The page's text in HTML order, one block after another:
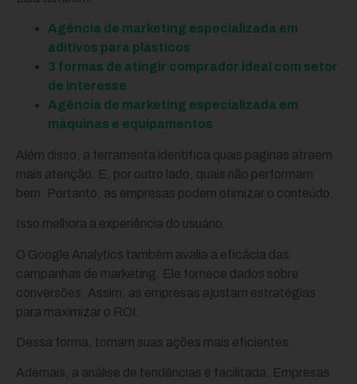
Agência de marketing especializada em
aditivos para plásticos
3 formas de atingir comprador ideal com setor
de interesse
Agência de marketing especializada em
máquinas e equipamentos
Além disso, a ferramenta identifica quais páginas atraem
mais atenção. E, por outro lado, quais não performam
bem. Portanto, as empresas podem otimizar o conteúdo.
Isso melhora a experiência do usuário.
O Google Analytics também avalia a eficácia das
campanhas de marketing. Ele fornece dados sobre
conversões. Assim, as empresas ajustam estratégias
para maximizar o ROI.
Dessa forma, tornam suas ações mais eficientes.
Ademais, a análise de tendências é facilitada. Empresas